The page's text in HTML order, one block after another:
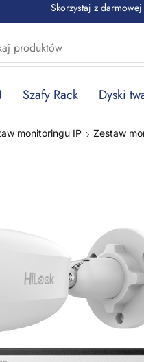
Skorzystaj z
Szafy Rack Dyski
monitoringu IP Zestaw